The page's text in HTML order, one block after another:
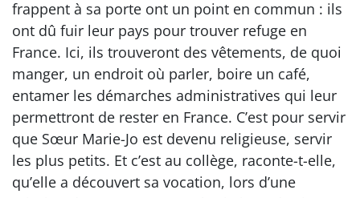
frappent à sa porte ont un point en commun : ils
ont dû fuir leur pays pour trouver refuge en
France. Ici, ils trouveront des vêtements, de quoi
manger, un endroit où parler, boire un café,
entamer les démarches administratives qui leur
permettront de rester en France. C’est pour servir
que Sœur Marie-Jo est devenu religieuse, servir
les plus petits. Et c’est au collège, raconte-t-elle,
qu’elle a découvert sa vocation, lors d’une